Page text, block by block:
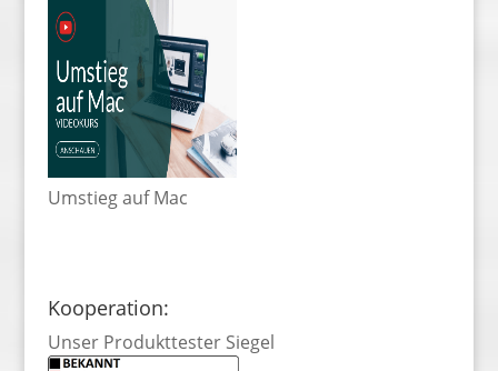
Umstieg auf Mac
Kooperation:
Unser Produkttester Siegel